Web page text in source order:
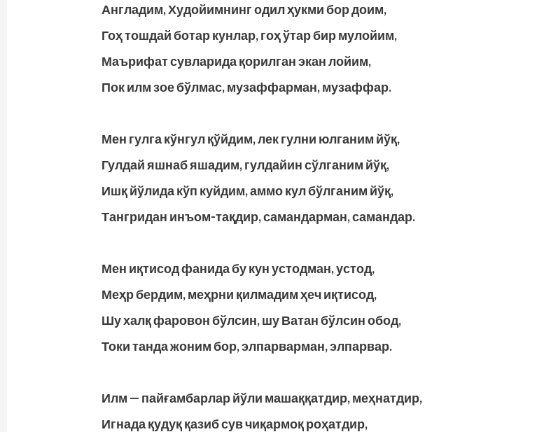
Англадим, Худойимнинг одил ҳукми бор доим,
Гоҳ тошдай ботар кунлар, гоҳ ўтар бир мулойим,
Маърифат сувларида қорилган экан лойим,
Пок илм зое бўлмас, музаффарман, музаффар.
Мен гулга кўнгул қўйдим, лек гулни юлганим йўқ,
Гулдай яшнаб яшадим, гулдайин сўлганим йўқ,
Ишқ йўлида кўп куйдим, аммо кул бўлганим йўқ,
Тангридан инъом-тақдир, самандарман, самандар.
Мен иқтисод фанида бу кун устодман, устод,
Меҳр бердим, меҳрни қилмадим ҳеч иқтисод,
Шу халқ фаровон бўлсин, шу Ватан бўлсин обод,
Токи танда жоним бор, элпарварман, элпарвар.
Илм — пайғамбарлар йўли машаққатдир, меҳнатдир,
Игнада қудуқ қазиб сув чиқармоқ роҳатдир,